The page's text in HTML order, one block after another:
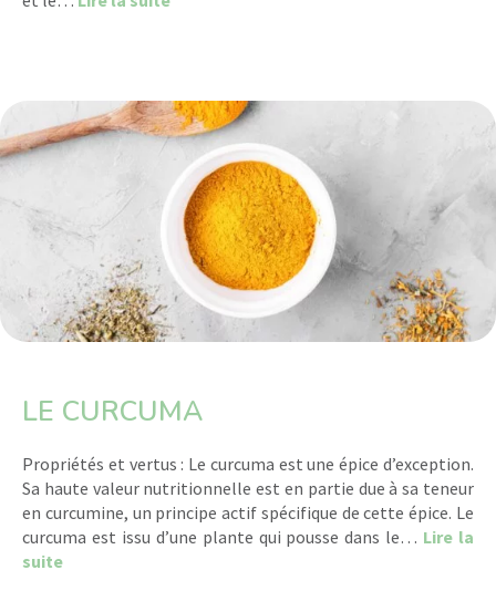
LE CURCUMA
Propriétés et vertus : Le curcuma est une épice d’exception.
Sa haute valeur nutritionnelle est en partie due à sa teneur
en curcumine, un principe actif spécifique de cette épice. Le
curcuma est issu d’une plante qui pousse dans le… Lire la
suiteabout Le Curcuma